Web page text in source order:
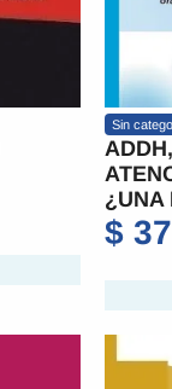
Sin
¿UNA
$